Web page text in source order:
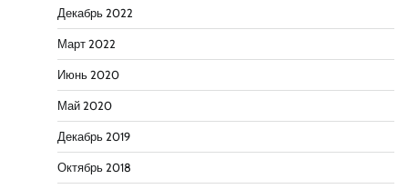
Декабрь 2022
Март 2022
Июнь 2020
Май 2020
Декабрь 2019
Октябрь 2018